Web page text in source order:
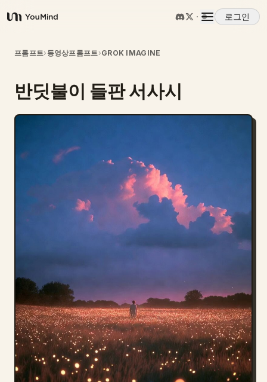
YouMind
로그인
개요
사용 사례
블로그
업데이트
프롬프트› 동영상프롬프트›GROK IMAGINE
반딧불이 들판 서사시